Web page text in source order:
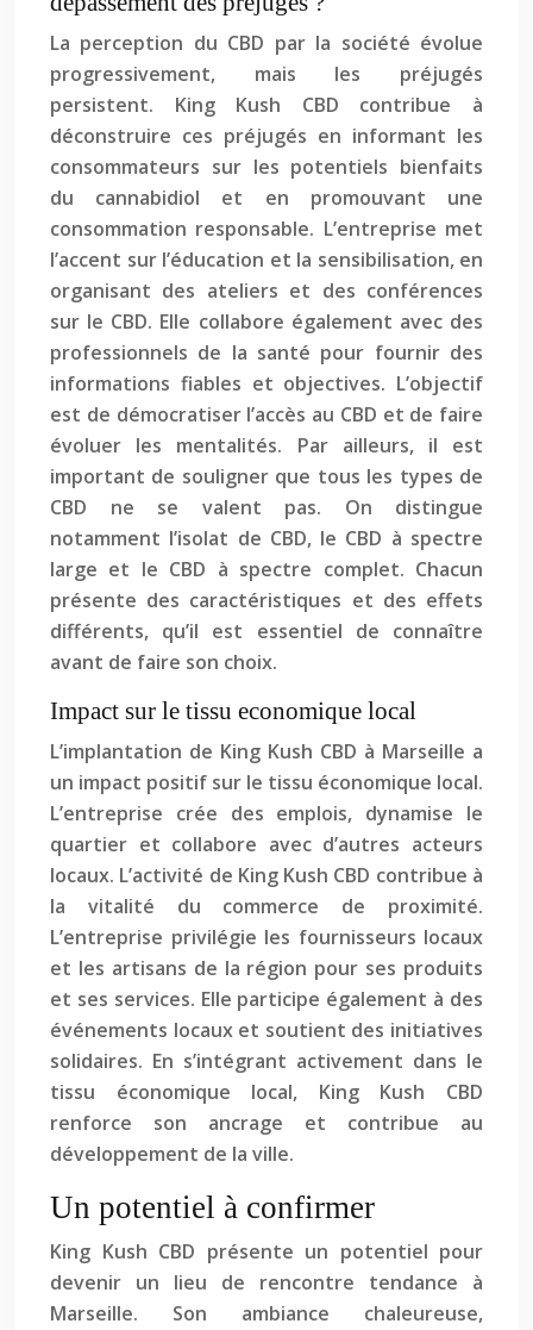
La perception du CBD par la société évolue
progressivement, mais les préjugés
persistent. King Kush CBD contribue à
déconstruire ces préjugés en informant les
consommateurs sur les potentiels bienfaits
du cannabidiol et en promouvant une
consommation responsable. L’entreprise met
l’accent sur l’éducation et la sensibilisation, en
organisant des ateliers et des conférences
sur le CBD. Elle collabore également avec des
professionnels de la santé pour fournir des
informations fiables et objectives. L’objectif
est de démocratiser l’accès au CBD et de faire
évoluer les mentalités. Par ailleurs, il est
important de souligner que tous les types de
CBD ne se valent pas. On distingue
notamment l’isolat de CBD, le CBD à spectre
large et le CBD à spectre complet. Chacun
présente des caractéristiques et des effets
différents, qu’il est essentiel de connaître
avant de faire son choix.
Impact sur le tissu economique local
L’implantation de King Kush CBD à Marseille a
un impact positif sur le tissu économique local.
L’entreprise crée des emplois, dynamise le
quartier et collabore avec d’autres acteurs
locaux. L’activité de King Kush CBD contribue à
la vitalité du commerce de proximité.
L’entreprise privilégie les fournisseurs locaux
et les artisans de la région pour ses produits
et ses services. Elle participe également à des
événements locaux et soutient des initiatives
solidaires. En s’intégrant activement dans le
tissu économique local, King Kush CBD
renforce son ancrage et contribue au
développement de la ville.
Un potentiel à confirmer
King Kush CBD présente un potentiel pour
devenir un lieu de rencontre tendance à
Marseille. Son ambiance chaleureuse,